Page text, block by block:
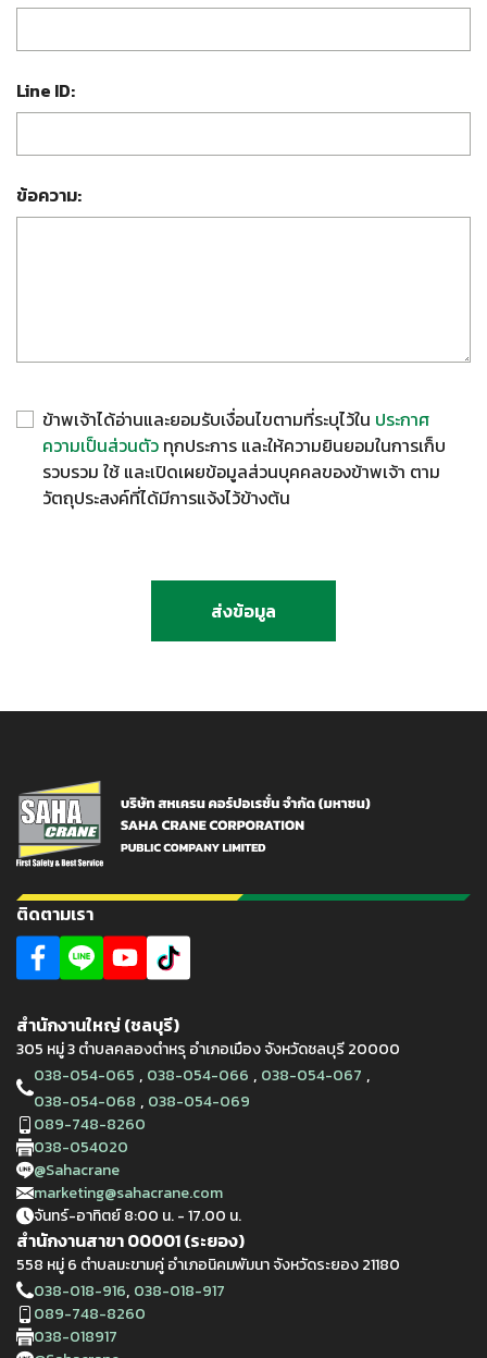
Line ID:
ข้อความ:
ข้าพเจ้าได้อ่านและยอมรับเงื่อนไขตามที่ระบุไว้ใน ประกาศ
ความเป็นส่วนตัว ทุกประการ และให้ความยินยอมในการเก็บ
รวบรวม ใช้ และเปิดเผยข้อมูลส่วนบุคคลของข้าพเจ้า ตาม
วัตถุประสงค์ที่ได้มีการแจ้งไว้ข้างต้น
ส่งข้อมูล
ติดตามเรา
สำนักงานใหญ่ (ชลบุรี)
305 หมู่ 3 ตำบลคลองตำหรุ อำเภอเมือง จังหวัดชลบุรี 20000
038-054-065 , 038-054-066 , 038-054-067 ,
038-054-068 , 038-054-069
089-748-8260
038-054020
@Sahacrane
marketing@sahacrane.com
จันทร์-อาทิตย์ 8:00 น. - 17.00 น.
สำนักงานสาขา 00001 (ระยอง)
558 หมู่ 6 ตำบลมะขามคู่ อำเภอนิคมพัมนา จังหวัดระยอง 21180
038-018-916, 038-018-917
089-748-8260
038-018917